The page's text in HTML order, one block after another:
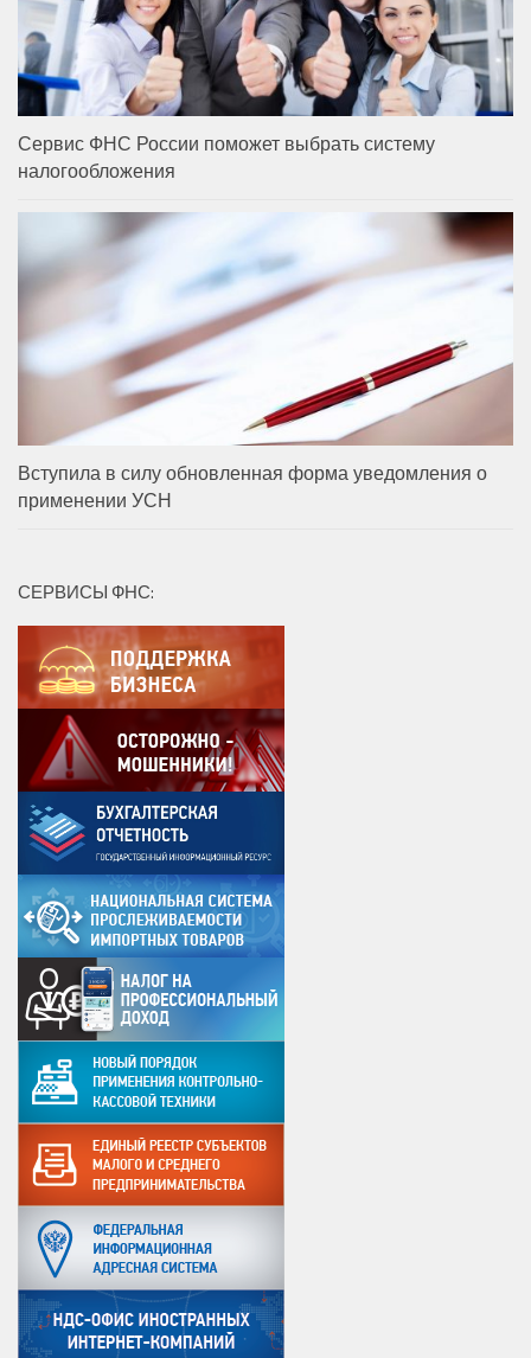
Сервис ФНС России поможет выбрать систему
налогообложения
Вступила в силу обновленная форма уведомления о
применении УСН
СЕРВИСЫ ФНС: